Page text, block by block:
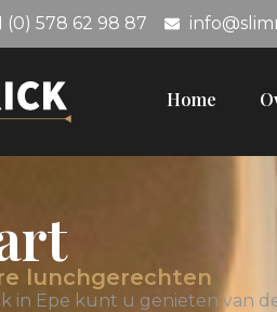
(0) 578 62 98 87
Home
lunchgerechten
in Epe kunt u genieten van